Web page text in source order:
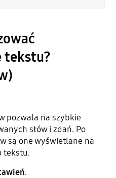
tekstu?
pozwala na szybkie
słów i zdań. Po
są one wyświetlane na
tekstu.
.